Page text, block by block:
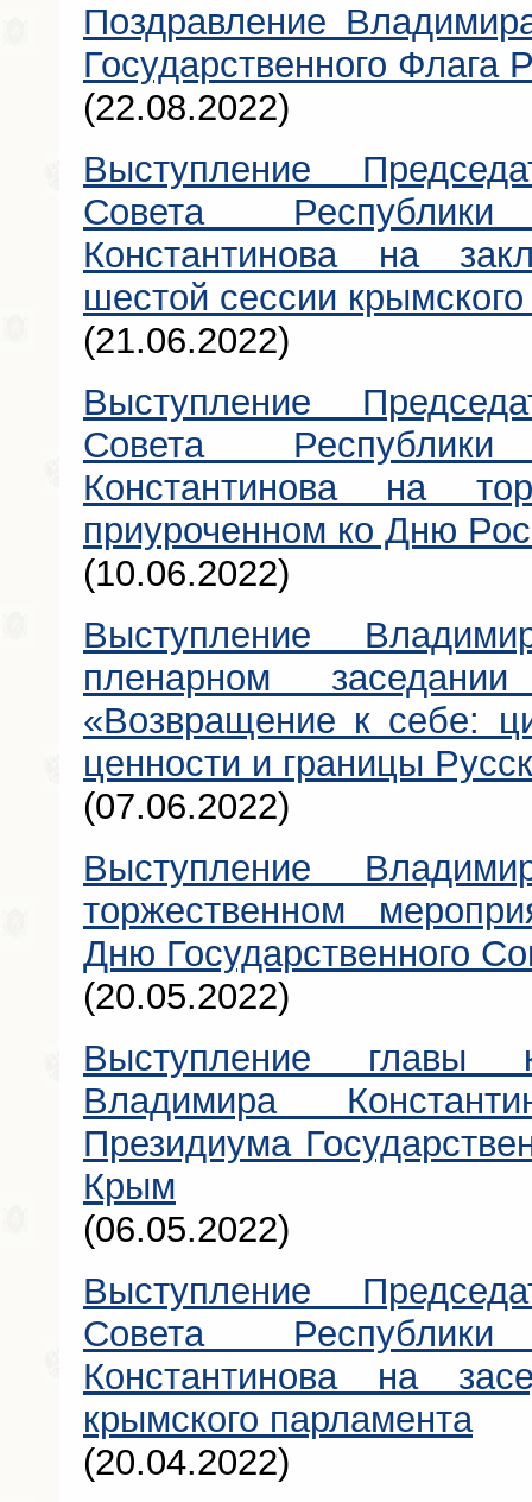
Поздравление
Государственного Флага
(22.08.2022)
Выступление
Совета
Константинова на
шестой сессии
(21.06.2022)
Выступление
Совета
Константинова на
приуроченном ко Дню
(10.06.2022)
Выступление
пленарном
«Возвращение к себе:
ценности и границы
(07.06.2022)
Выступление
торжественном
Дню Государственного
(20.05.2022)
Выступление главы
Владимира
Президиума
Крым
(06.05.2022)
Выступление
Совета
Константинова на
крымского парламента
(20.04.2022)